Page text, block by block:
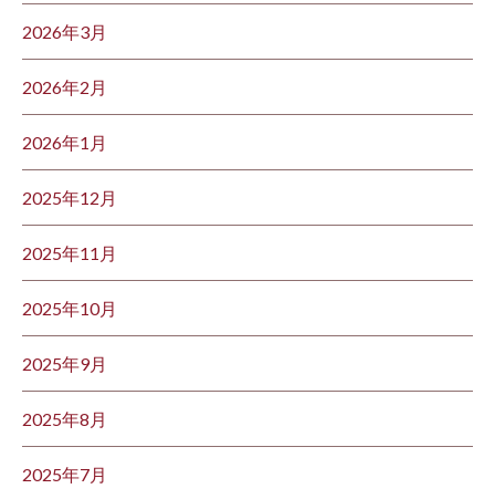
2026年3月
2026年2月
2026年1月
2025年12月
2025年11月
2025年10月
2025年9月
2025年8月
2025年7月